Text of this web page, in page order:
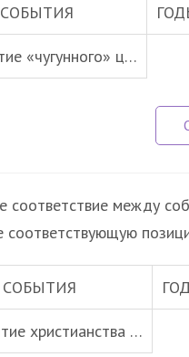
СОБЫТИЯ
«чугунного» ц…
соответствие между
соответствующую
СОБЫТИЯ
христианства …